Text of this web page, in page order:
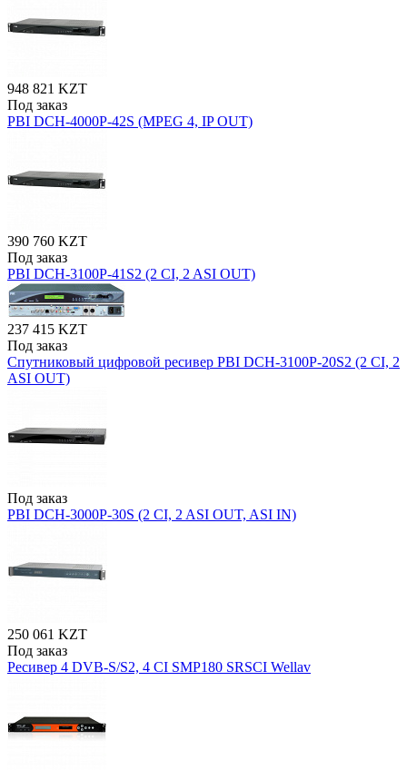
948 821 KZT
Под заказ
PBI DCH-4000P-42S (MPEG 4, IP OUT)
390 760 KZT
Под заказ
PBI DCH-3100P-41S2 (2 CI, 2 ASI OUT)
237 415 KZT
Под заказ
Спутниковый цифровой ресивер PBI DCH-3100P-20S2 (2 CI, 2
ASI OUT)
Под заказ
PBI DCH-3000P-30S (2 CI, 2 ASI OUT, ASI IN)
250 061 KZT
Под заказ
Ресивер 4 DVB-S/S2, 4 CI SMP180 SRSCI Wellav